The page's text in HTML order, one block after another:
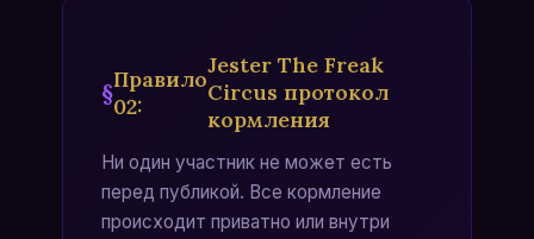
Правило
02:
Jester The Freak
Circus протокол
кормления
Ни один участник не может есть
перед публикой. Все кормление
происходит приватно или внутри